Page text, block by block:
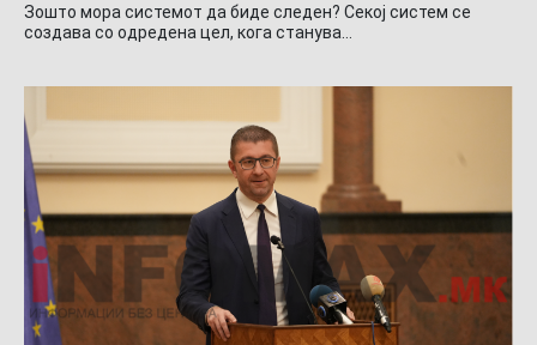
Зошто мора системот да биде следен? Секој систем се
создава со одредена цел, кога станува…